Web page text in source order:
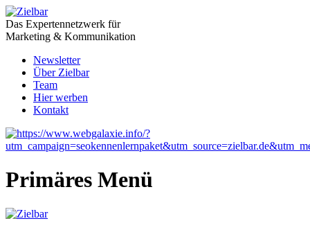
Das Expertennetzwerk für
Marketing & Kommunikation
Newsletter
Über Zielbar
Team
Hier werben
Kontakt
Primäres Menü